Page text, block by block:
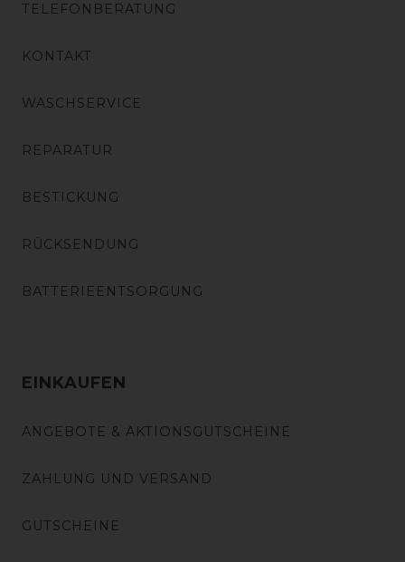
TELEFONBERATUNG
KONTAKT
WASCHSERVICE
REPARATUR
BESTICKUNG
RÜCKSENDUNG
BATTERIEENTSORGUNG
EINKAUFEN
ANGEBOTE & AKTIONSGUTSCHEINE
ZAHLUNG UND VERSAND
GUTSCHEINE